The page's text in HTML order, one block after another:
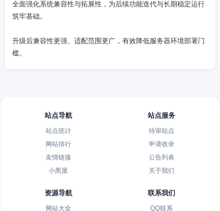
全面强化系统兼容性与拓展性，为后续功能迭代与长期稳定运行
筑牢基础。
升级后兼容性更强、适配范围更广，有效降低服务器环境部署门
槛。
站点导航
站点统计
网站排行
友情链接
小黑屋
站点服务
待审站点
申请收录
公告列表
关于我们
资源导航
网站大全
联系我们
QQ联系